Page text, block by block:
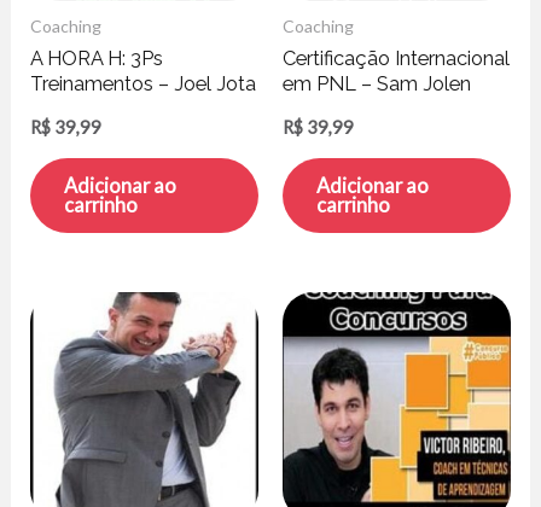
Coaching
A HORA H: 3Ps
Treinamentos – Joel Jota
R$ 39,99
Adicionar ao
carrinho
Coaching
Certificação Internacional
em PNL – Sam Jolen
R$ 39,99
Adicionar ao
carrinho